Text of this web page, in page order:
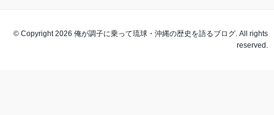
© Copyright 2026 俺が調子に乗って琉球・沖縄の歴史を語るブログ. All rights
reserved.